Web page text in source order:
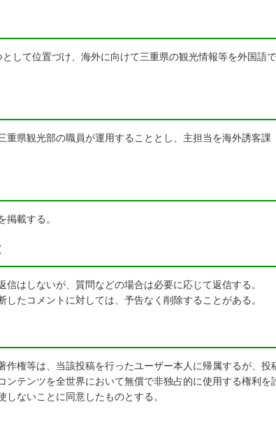
して位置づけ、海外に向けて三重県の観光情報等を外国語
重県観光部の職員が運用することとし、主担当を海外誘客課
掲載する。
信はしないが、質問などの場合は必要に応じて返信する。
したコメントに対しては、予告なく削除することがある。
作権等は、当該投稿を行ったユーザー本人に帰属するが、投
ンテンツを全世界において無償で非独占的に使用する権利を
しないことに同意したものとする。